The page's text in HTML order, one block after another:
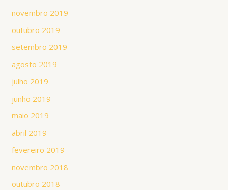
novembro 2019
outubro 2019
setembro 2019
agosto 2019
julho 2019
junho 2019
maio 2019
abril 2019
fevereiro 2019
novembro 2018
outubro 2018